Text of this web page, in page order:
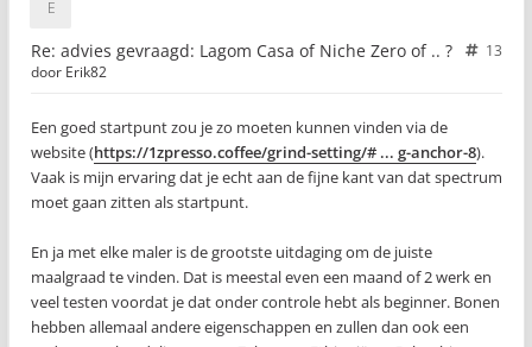
Re: advies gevraagd: Lagom Casa of Niche Zero of .. ?
13
door Erik82
Een goed startpunt zou je zo moeten kunnen vinden via de
website (https://1zpresso.coffee/grind-setting/# ... g-anchor-8).
Vaak is mijn ervaring dat je echt aan de fijne kant van dat spectrum
moet gaan zitten als startpunt.
En ja met elke maler is de grootste uitdaging om de juiste
maalgraad te vinden. Dat is meestal even een maand of 2 werk en
veel testen voordat je dat onder controle hebt als beginner. Bonen
hebben allemaal andere eigenschappen en zullen dan ook een